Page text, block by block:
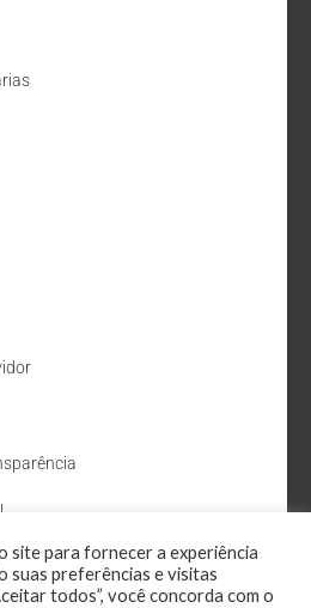
Esgoto
site para fornecer a experiência
suas preferências e visitas
todos”, você concorda com o